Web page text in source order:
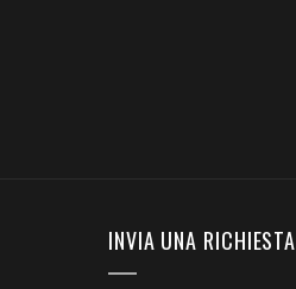
INVIA UNA RICHIESTA